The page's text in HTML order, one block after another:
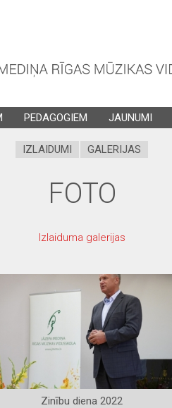
PEDAGOGIEM JAUNUMI
IZLAIDUMI GALERIJAS
FOTO
Izlaiduma galerijas
Zinību diena 2022